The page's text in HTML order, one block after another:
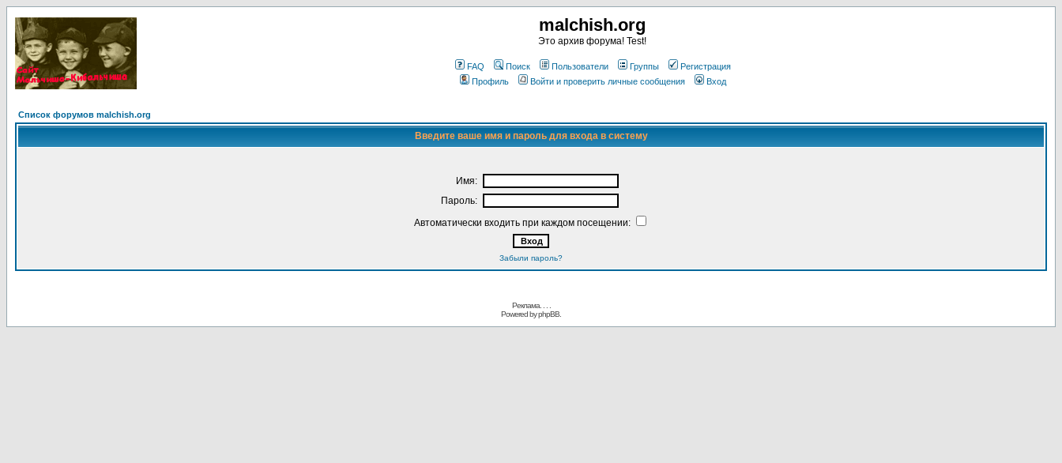
malchish.org
Это архив форума! Test!
FAQ Поиск Пользователи Группы
Регистрация
Профиль
Войти и проверить личные сообщения Вход
Список форумов malchish.org
Введите ваше имя и пароль для входа в систему
Имя:
Пароль:
Автоматически входить при каждом посещении:
Забыли пароль?
Реклама. . .
Powered byphpBB.